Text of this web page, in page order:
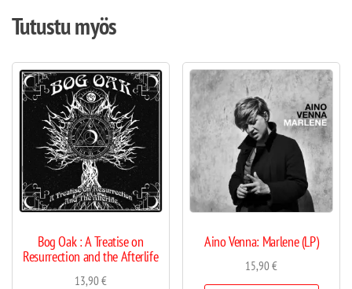
Tutustu myös
Bog Oak : A Treatise on
Resurrection and the Afterlife
13,90€
Aino Venna: Marlene (LP)
15,90€